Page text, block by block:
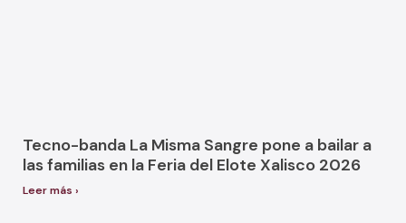
Tecno-banda La Misma Sangre pone a bailar a
las familias en la Feria del Elote Xalisco 2026
Leer más ›